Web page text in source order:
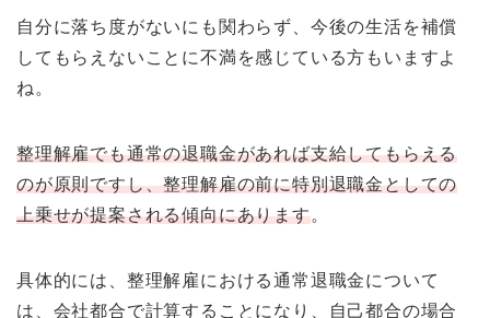
自分に落ち度がないにも関わらず、今後の生活を補償
してもらえないことに不満を感じている方もいますよ
ね。
整理解雇でも通常の退職金があれば支給してもらえる
のが原則ですし、整理解雇の前に特別退職金としての
上乗せが提案される傾向にあります。
具体的には、整理解雇における通常退職金について
は、会社都合で計算することになり、自己都合の場合